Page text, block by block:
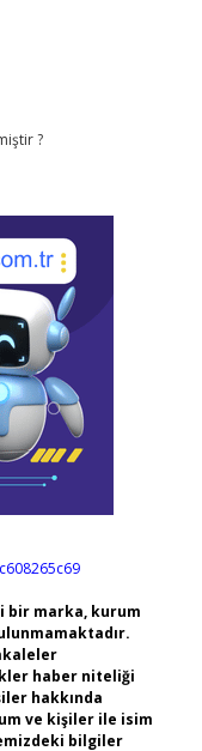
?
bir marka, kurum
haber niteliği
hakkında
ve kişiler ile isim
bilgiler